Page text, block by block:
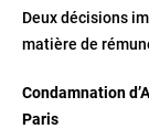
Deux décisions
matière de
Condamnation
Paris